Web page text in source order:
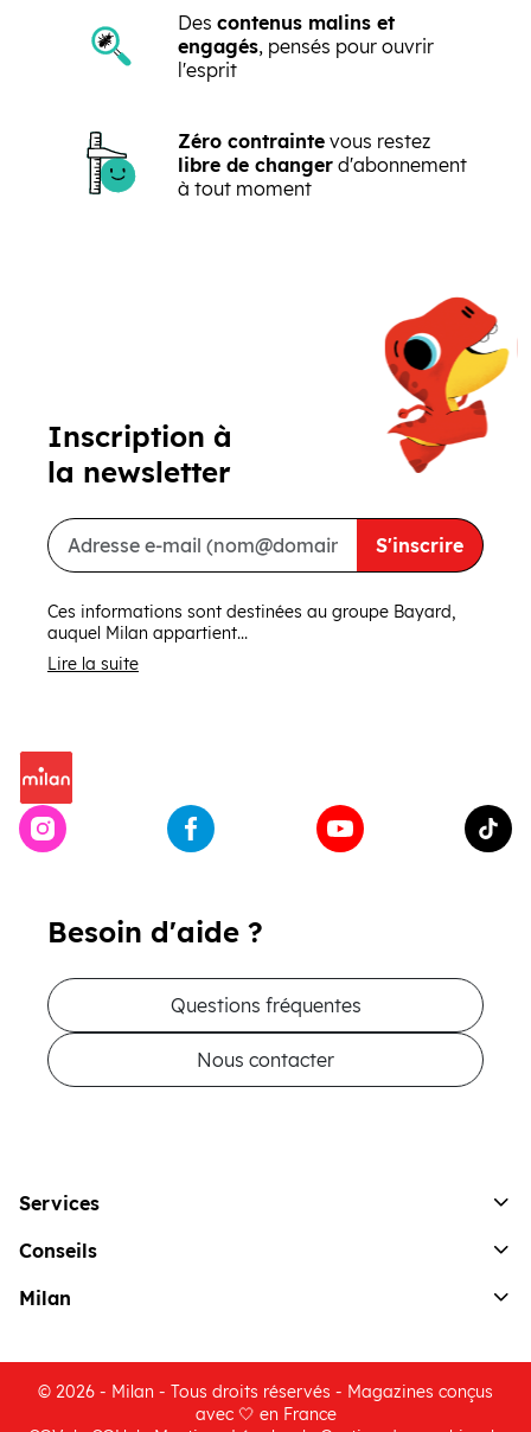
Des contenus malins et
engagés, pensés pour ouvrir
l'esprit
Zéro contrainte vous restez
libre de changer d'abonnement
à tout moment
Besoin d'aide ?
Questions fréquentes
Nous contacter
Inscription à
la newsletter
S'inscrire
Ces informations sont destinées au groupe Bayard,
auquel Milan appartient...
Lire la suite
Services
Conseils
Milan
© 2026 - Milan - Tous droits réservés - Magazines conçus
avec 🤍 en France